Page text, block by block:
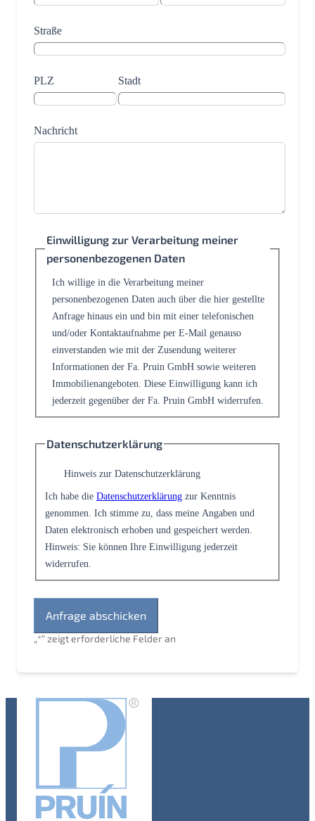
„*“ zeigt erforderliche Felder an
Straße
PLZ Stadt
Nachricht
Einwilligung zur Verarbeitung meiner
personenbezogenen Daten
Ich willige in die Verarbeitung meiner
personenbezogenen Daten auch über die hier gestellte
Anfrage hinaus ein und bin mit einer telefonischen
und/oder Kontaktaufnahme per E-Mail genauso
einverstanden wie mit der Zusendung weiterer
Informationen der Fa. Pruin GmbH sowie weiteren
Immobilienangeboten. Diese Einwilligung kann ich
jederzeit gegenüber der Fa. Pruin GmbH widerrufen.
Datenschutzerklärung
Hinweis zur Datenschutzerklärung
Ich habe die Datenschutzerklärung zur Kenntnis
genommen. Ich stimme zu, dass meine Angaben und
Daten elektronisch erhoben und gespeichert werden.
Hinweis: Sie können Ihre Einwilligung jederzeit
widerrufen.